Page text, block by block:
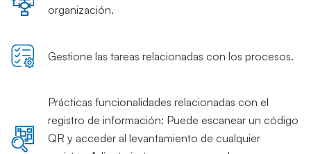
organización.
Gestione las tareas relacionadas con los procesos.
Prácticas funcionalidades relacionadas con el
registro de información: Puede escanear un código
QR y acceder al levantamiento de cualquier